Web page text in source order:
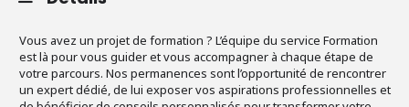
Vous avez un projet de formation ? L’équipe du service Formation
est là pour vous guider et vous accompagner à chaque étape de
votre parcours. Nos permanences sont l’opportunité de rencontrer
un expert dédié, de lui exposer vos aspirations professionnelles et